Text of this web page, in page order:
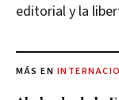
editorial y la
MÁS EN